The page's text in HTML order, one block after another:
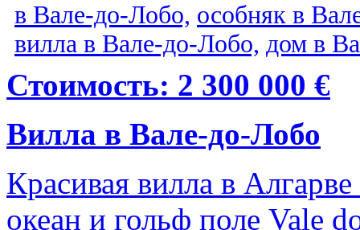
в Вале-до-Лобо, особняк в
вилла в Вале-до-Лобо, дом в
Стоимость: 2 300 000 €
Вилла в Вале-до-Лобо
Красивая вилла в
океан и гольф поле Vale